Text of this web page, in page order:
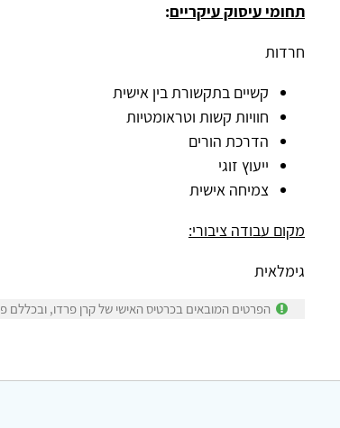
תחומי עיסוק עיקריים:
חרדות
קשיים בתקשורת בין אישית
חוויות קשות וטראומטיות
הדרכת הורים
ייעוץ זוגי
צמיחה אישית
מקום עבודה ציבורי:
גימלאית
הפרטים המובאים בכרטיס האישי של קרן פרדו, ובכללם